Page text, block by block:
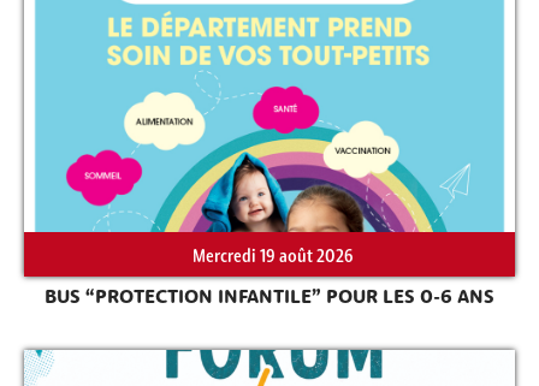
Rechercher sur le site
Mercredi 19 août 2026
BUS “PROTECTION INFANTILE” POUR LES 0-6 ANS